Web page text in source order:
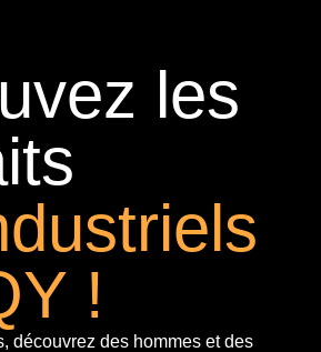
les
!
découvrez des hommes et des